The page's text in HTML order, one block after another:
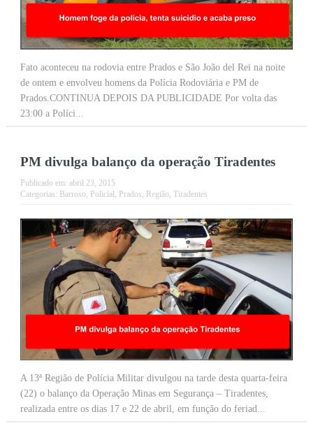
Fato aconteceu na rodovia entre Prados e São João del Rei na noite
de ontem e envolveu homens da Polícia Rodoviária e PM de
Prados.CONTINUA DEPOIS DA PUBLICIDADE Por volta das
23:00 a Políci...
PM divulga balanço da operação Tiradentes
Publicado em: abril 23, 2015
Categorias: Barroso, Policial , Prados, Região, Tiradentes
A 13ª Região de Polícia Militar divulgou na tarde desta quarta-feira
(22) o balanço da Operação Minas em Segurança – Tiradentes,
realizada entre os dias 17 e 22 de abril, em função do feriad...